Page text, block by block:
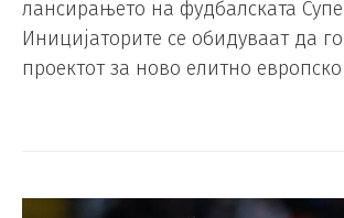
лансирањето на фудбалската
Иницијаторите се обидуваат да
проектот за ново елитно